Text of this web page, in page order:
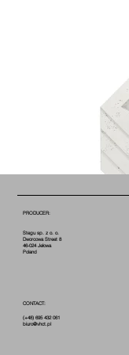
PRODUCER:
Stegu sp. z o. o.
Dworcowa Street 8
46-024 Jełowa
Poland
CONTACT:
(+48) 695 432 061
biuro@vhct.pl